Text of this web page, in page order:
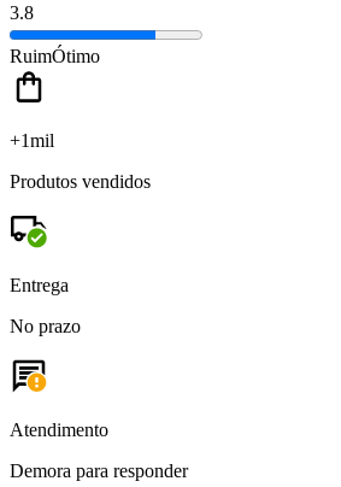
3.8
RuimÓtimo
+1mil
Produtos vendidos
Entrega
No prazo
Atendimento
Demora para responder